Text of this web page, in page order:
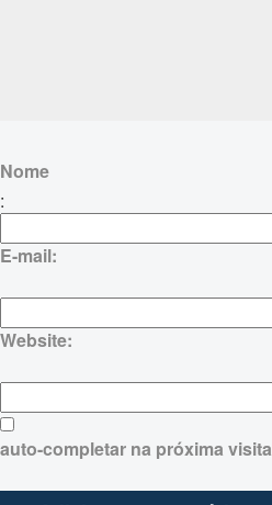
Nome
:
E-mail:
Website:
auto-completar na próxima visita